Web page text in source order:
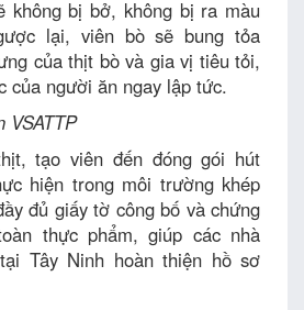
không bị bở, không bị ra màu
lại, viên bò sẽ bung tỏa
của thịt bò và gia vị tiêu tỏi,
của người ăn ngay lập tức.
VSATTP
tạo viên đến đóng gói hút
hiện trong môi trường khép
đủ giấy tờ công bố và chứng
thực phẩm, giúp các nhà
Tây Ninh hoàn thiện hồ sơ